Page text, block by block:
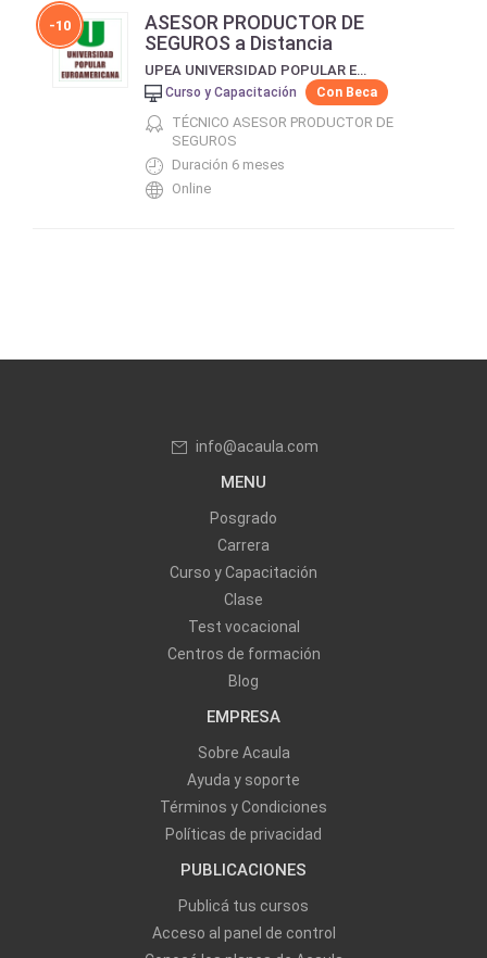
-10
ASESOR PRODUCTOR DE
SEGUROS a Distancia
UPEA UNIVERSIDAD POPULAR EUROAMERICANA
Curso y Capacitación Con Beca
TÉCNICO ASESOR PRODUCTOR DE
SEGUROS
Duración 6 meses
Online
info@acaula.com
MENU
Posgrado
Carrera
Curso y Capacitación
Clase
Test vocacional
Centros de formación
Blog
EMPRESA
Sobre Acaula
Ayuda y soporte
Términos y Condiciones
Políticas de privacidad
PUBLICACIONES
Publicá tus cursos
Acceso al panel de control